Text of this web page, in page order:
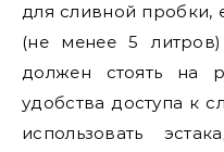
для сливной пробки,
(не менее 5
должен стоять на
удобства доступа к
использовать